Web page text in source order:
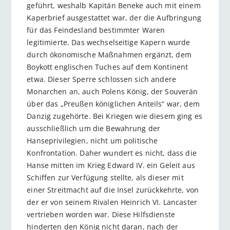
geführt, weshalb Kapitän Beneke auch mit einem
Kaperbrief ausgestattet war, der die Aufbringung
für das Feindesland bestimmter Waren
legitimierte. Das wechselseitige Kapern wurde
durch ökonomische Maßnahmen ergänzt, dem
Boykott englischen Tuches auf dem Kontinent
etwa. Dieser Sperre schlossen sich andere
Monarchen an, auch Polens König, der Souverän
über das „Preußen königlichen Anteils“ war, dem
Danzig zugehörte. Bei Kriegen wie diesem ging es
ausschließlich um die Bewahrung der
Hanseprivilegien, nicht um politische
Konfrontation. Daher wundert es nicht, dass die
Hanse mitten im Krieg Edward IV. ein Geleit aus
Schiffen zur Verfügung stellte, als dieser mit
einer Streitmacht auf die Insel zurückkehrte, von
der er von seinem Rivalen Heinrich VI. Lancaster
vertrieben worden war. Diese Hilfsdienste
hinderten den König nicht daran, nach der